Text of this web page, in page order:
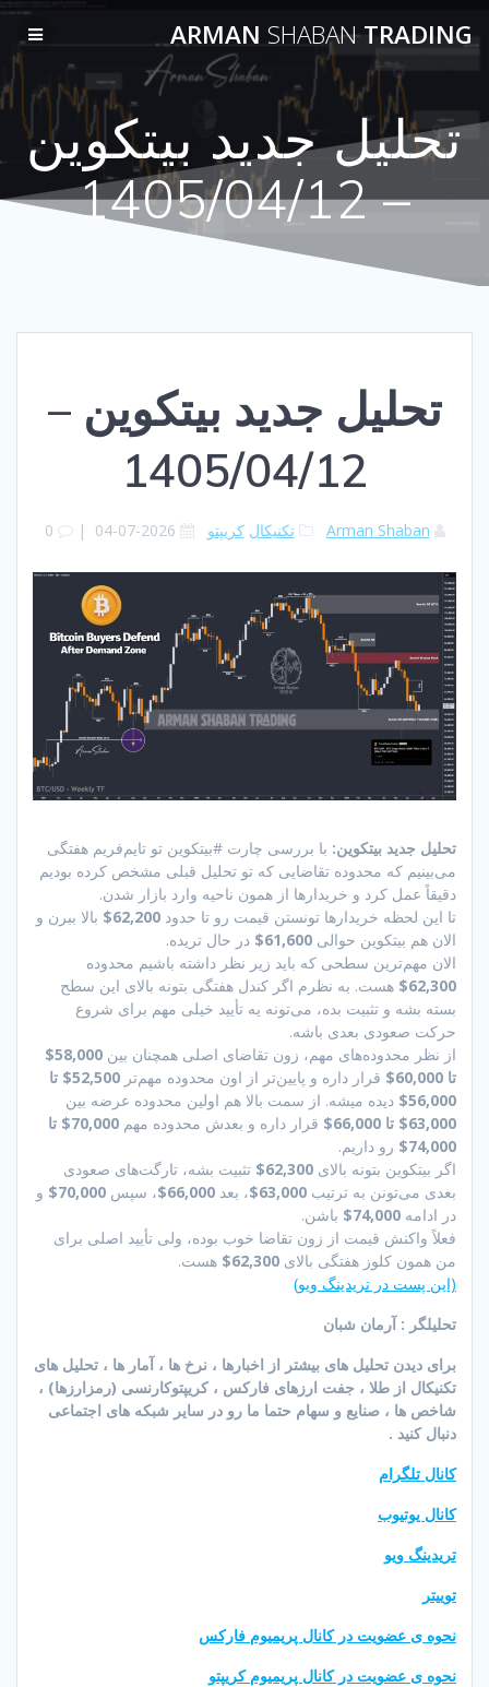
to
content
ARMAN SHABANTRADING
تحلیل جدید بیتکوین
– 1405/04/12
تحلیل جدید بیتکوین –
1405/04/12
Arman Shaban تکنیکال کریپتو 2026-07-04
|
0
تحلیل جدید بیتکوین: با بررسی چارت #بیتکوین تو تایم‌فریم هفتگی
می‌بینیم که محدوده تقاضایی که تو تحلیل قبلی مشخص کرده بودیم
دقیقاً عمل کرد و خریدارها از همون ناحیه وارد بازار شدن.
تا این لحظه خریدارها تونستن قیمت رو تا حدود 62,200$
بالا ببرن و
الان هم بیتکوین حوالی 61,600$
در حال تریده.
الان مهم‌ترین سطحی که باید زیر نظر داشته باشیم محدوده
62,300$
هست. به نظرم اگر کندل هفتگی بتونه بالای این سطح
بسته بشه و تثبیت بده، می‌تونه یه تأیید خیلی مهم برای شروع
حرکت صعودی بعدی باشه.
از نظر محدوده‌های مهم، زون تقاضای اصلی همچنان بین
58,000$
تا 60,000$
قرار داره و پایین‌تر از اون محدوده مهم‌تر
52,500$ تا
56,000$
دیده میشه. از سمت بالا هم اولین محدوده عرضه بین
63,000$ تا 66,000$
قرار داره و بعدش محدوده مهم
70,000$ تا
74,000$
رو داریم.
اگر بیتکوین بتونه بالای 62,300$
تثبیت بشه، تارگت‌های صعودی
بعدی می‌تونن به ترتیب 63,000$ ، بعد 66,000$ ، سپس 70,000$
و
در ادامه 74,000$
باشن.
فعلاً واکنش قیمت از زون تقاضا خوب بوده، ولی تأیید اصلی برای
من همون کلوز هفتگی بالای 62,300$
هست.
(این پست در تریدینگ ویو)
تحلیلگر : آرمان شبان
برای دیدن تحلیل های بیشتر از اخبارها ، نرخ ها ، آمار ها ، تحلیل های
تکنیکال از طلا ، جفت ارزهای فارکس ، کریپتوکارنسی (رمزارزها) ،
شاخص ها ، صنایع و سهام حتما ما رو در سایر شبکه های اجتماعی
دنبال کنید .
کانال تلگرام
کانال یوتیوب
تریدینگ ویو
توییتر
نحوه ی عضویت در کانال پریمیوم فارکس
نحوه ی عضویت در کانال پریمیوم کریپتو